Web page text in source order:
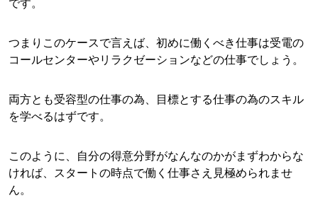
です。
つまりこのケースで言えば、初めに働くべき仕事は受電の
コールセンターやリラクゼーションなどの仕事でしょう。
両方とも受容型の仕事の為、目標とする仕事の為のスキル
を学べるはずです。
このように、自分の得意分野がなんなのかがまずわからな
ければ、スタートの時点で働く仕事さえ見極められませ
ん。